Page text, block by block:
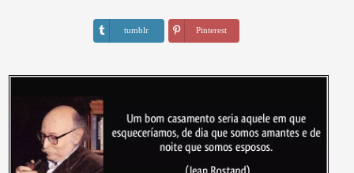
tumblr Pinterest